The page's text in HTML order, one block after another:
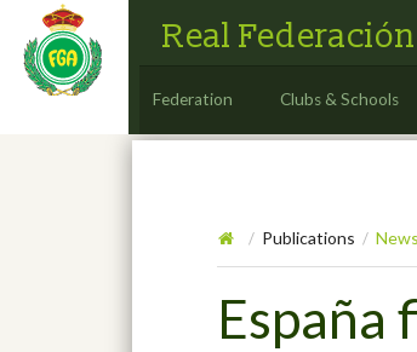
Real
Federation Clubs & Schools
/ Publications / News
España